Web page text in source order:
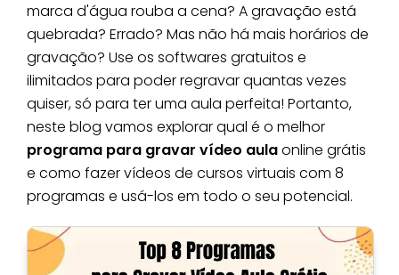
marca d'água rouba a cena? A gravação está
quebrada? Errado? Mas não há mais horários de
gravação? Use os softwares gratuitos e
ilimitados para poder regravar quantas vezes
quiser, só para ter uma aula perfeita! Portanto,
neste blog vamos explorar qual é o melhor
programa para gravar vídeo aulaonline grátis
e como fazer vídeos de cursos virtuais com 8
programas e usá-los em todo o seu potencial.